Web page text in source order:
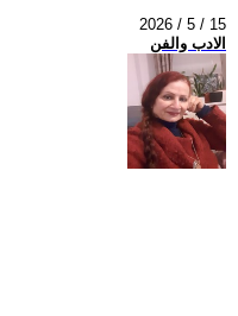
2026 / 5 / 15
الادب والفن